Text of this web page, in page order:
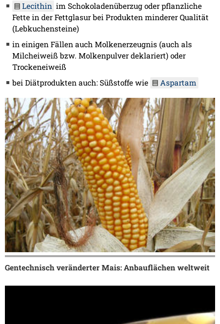
Lecithin im Schokoladenüberzug oder pflanzliche
Fette in der Fettglasur bei Produkten minderer Qualität
(Lebkuchensteine)
in einigen Fällen auch Molkenerzeugnis (auch als
Milcheiweiß bzw. Molkenpulver deklariert) oder
Trockeneiweiß
bei Diätprodukten auch: Süßstoffe wie
Aspartam
Gentechnisch veränderter Mais: Anbauflächen weltweit